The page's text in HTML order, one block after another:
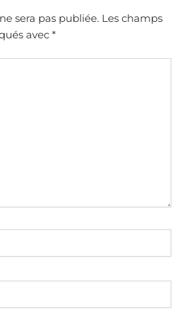
sera pas publiée. Les champs
avec *